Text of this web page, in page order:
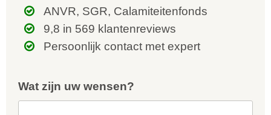
ANVR, SGR, Calamiteitenfonds
9,8 in 569 klantenreviews
Persoonlijk contact met expert
Wat zijn uw wensen?